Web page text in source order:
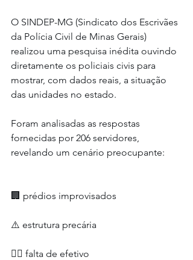
O SINDEP-MG (Sindicato dos Escrivães
da Polícia Civil de Minas Gerais)
realizou uma pesquisa inédita ouvindo
diretamente os policiais civis para
mostrar, com dados reais, a situação
das unidades no estado.
Foram analisadas as respostas
fornecidas por 206 servidores,
revelando um cenário preocupante:
🏢 prédios improvisados
⚠️ estrutura precária
👮‍♂️ falta de efetivo